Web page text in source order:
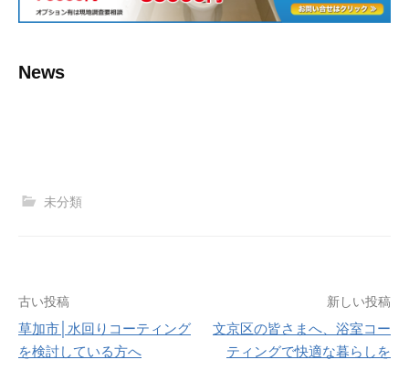
News
未分類
投
古い投稿
草加市│水回りコーティング
を検討している方へ
新しい投稿
文京区の皆さまへ、浴室コー
ティングで快適な暮らしを